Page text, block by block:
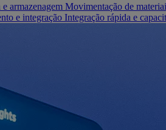
armazenagem Movimentação de
e integração Integração rápida e